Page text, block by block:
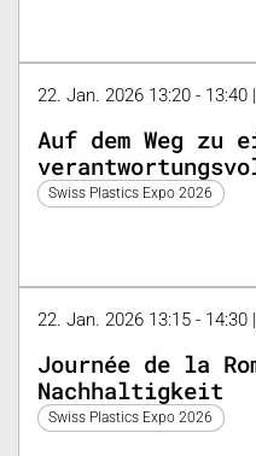
22. Jan. 2026 13:20 -
Auf dem Weg zu
Digitalisierung:
soziale
Swiss Plastics Expo 2026
22. Jan. 2026 13:15 -
Journée de la
Nachhaltigkeit
Swiss Plastics Expo 2026